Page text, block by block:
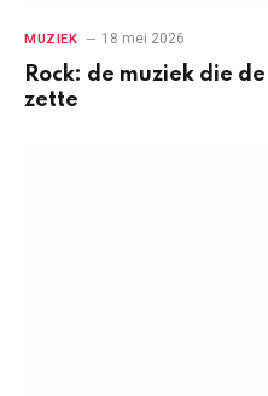
MUZIEK 18 mei 2026
Rock: de muziek die
zette